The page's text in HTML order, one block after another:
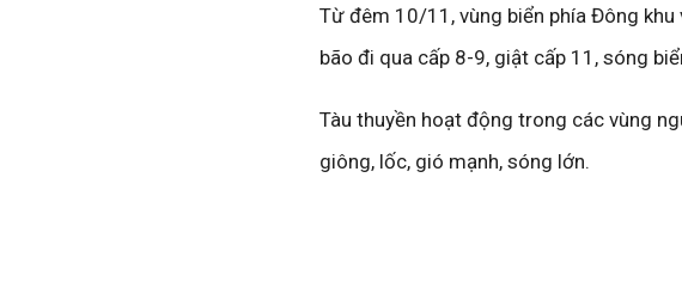
Từ đêm 10/11, vùng biển phía Đông
bão đi qua cấp 8-9, giật cấp 11, sóng
Tàu thuyền hoạt động trong các vùng
giông, lốc, gió mạnh, sóng lớn.